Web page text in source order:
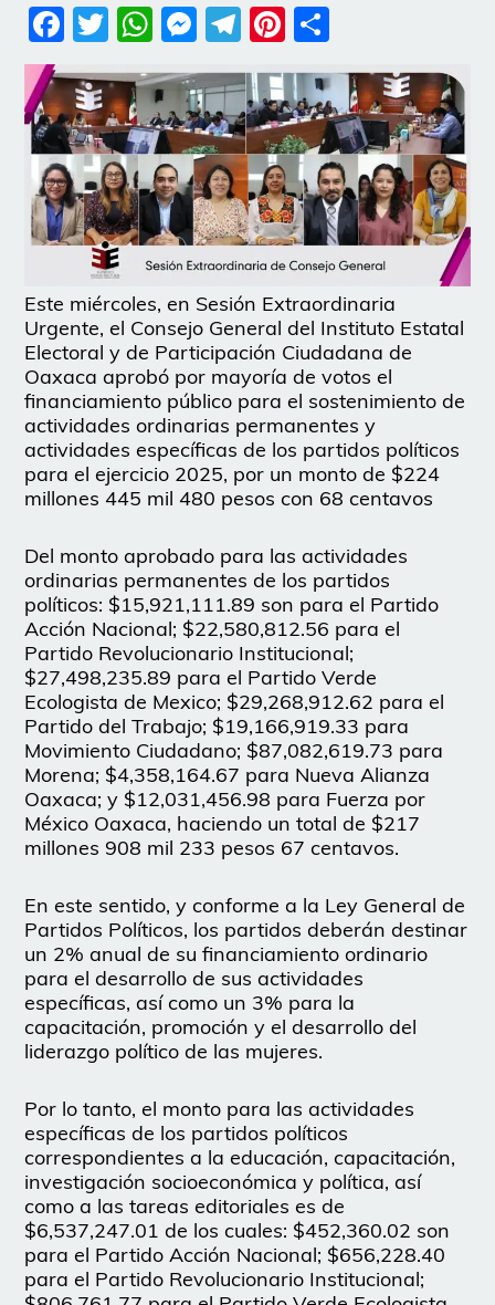
Facebook
Twitter
WhatsApp
Messenger
Telegram
Pinterest
Este miércoles, en Sesión Extraordinaria
Urgente, el Consejo General del Instituto Estatal
Electoral y de Participación Ciudadana de
Oaxaca aprobó por mayoría de votos el
financiamiento público para el sostenimiento de
actividades ordinarias permanentes y
actividades específicas de los partidos políticos
para el ejercicio 2025, por un monto de $224
millones 445 mil 480 pesos con 68 centavos
Del monto aprobado para las actividades
ordinarias permanentes de los partidos
políticos: $15,921,111.89 son para el Partido
Acción Nacional; $22,580,812.56 para el
Partido Revolucionario Institucional;
$27,498,235.89 para el Partido Verde
Ecologista de Mexico; $29,268,912.62 para el
Partido del Trabajo; $19,166,919.33 para
Movimiento Ciudadano; $87,082,619.73 para
Morena; $4,358,164.67 para Nueva Alianza
Oaxaca; y $12,031,456.98 para Fuerza por
México Oaxaca, haciendo un total de $217
millones 908 mil 233 pesos 67 centavos.
En este sentido, y conforme a la Ley General de
Partidos Políticos, los partidos deberán destinar
un 2% anual de su financiamiento ordinario
para el desarrollo de sus actividades
específicas, así como un 3% para la
capacitación, promoción y el desarrollo del
liderazgo político de las mujeres.
Por lo tanto, el monto para las actividades
específicas de los partidos políticos
correspondientes a la educación, capacitación,
investigación socioeconómica y política, así
como a las tareas editoriales es de
$6,537,247.01 de los cuales: $452,360.02 son
para el Partido Acción Nacional; $656,228.40
para el Partido Revolucionario Institucional;